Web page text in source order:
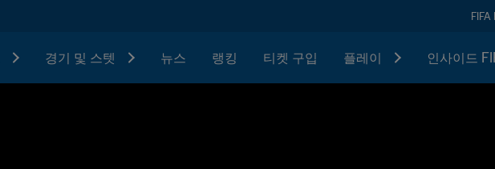
FIFA
경기 및 스텟 뉴스 랭킹 티켓 구입 플레이 인사이드